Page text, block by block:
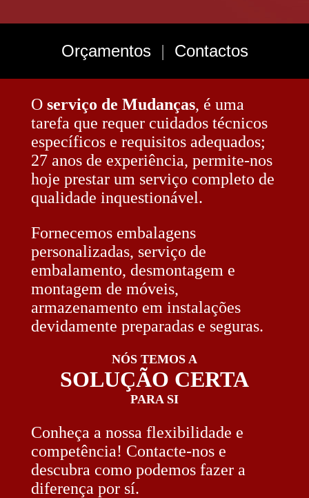
Orçamentos | Contactos
O serviço de Mudanças, é uma
tarefa que requer cuidados técnicos
específicos e requisitos adequados;
27 anos de experiência, permite-nos
hoje prestar um serviço completo de
qualidade inquestionável.
Fornecemos embalagens
personalizadas, serviço de
embalamento, desmontagem e
montagem de móveis,
armazenamento em instalações
devidamente preparadas e seguras.
NÓS TEMOS A
SOLUÇÃO CERTA
PARA SI
Conheça a nossa flexibilidade e
competência! Contacte-nos e
descubra como podemos fazer a
diferença por sí.